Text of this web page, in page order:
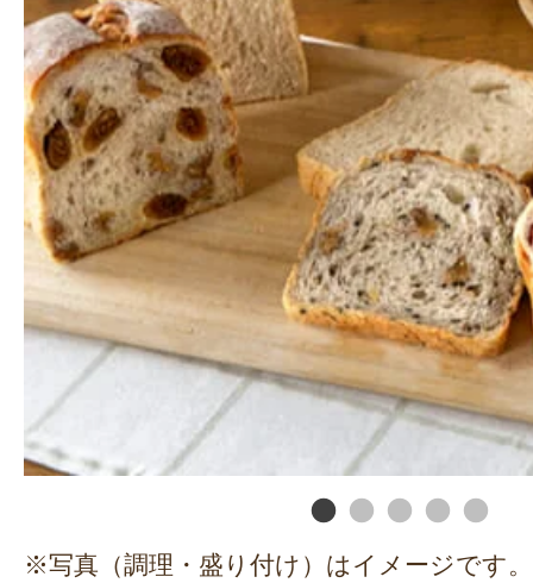
※写真（調理・盛り付け）はイメージです。